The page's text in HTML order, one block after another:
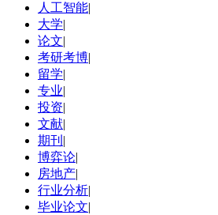
人工智能|
大学|
论文|
考研考博|
留学|
专业|
投资|
文献|
期刊 |
博弈论|
房地产|
行业分析|
毕业论文|